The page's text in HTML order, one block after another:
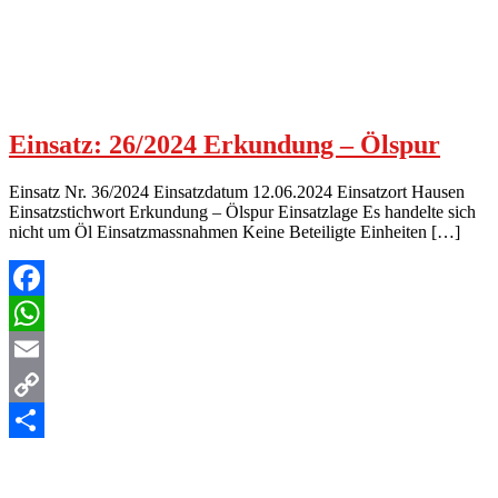
Einsatz: 26/2024 Erkundung – Ölspur
Einsatz Nr. 36/2024 Einsatzdatum 12.06.2024 Einsatzort Hausen
Einsatzstichwort Erkundung – Ölspur Einsatzlage Es handelte sich
nicht um Öl Einsatzmassnahmen Keine Beteiligte Einheiten […]
Facebook
WhatsApp
Email
Copy